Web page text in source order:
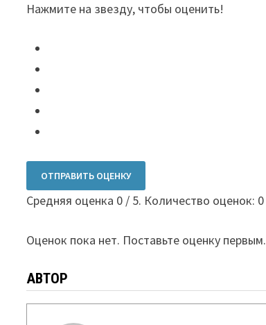
Нажмите на звезду, чтобы оценить!
ОТПРАВИТЬ ОЦЕНКУ
Средняя оценка 0 / 5. Количество оценок: 0
Оценок пока нет. Поставьте оценку первым.
АВТОР